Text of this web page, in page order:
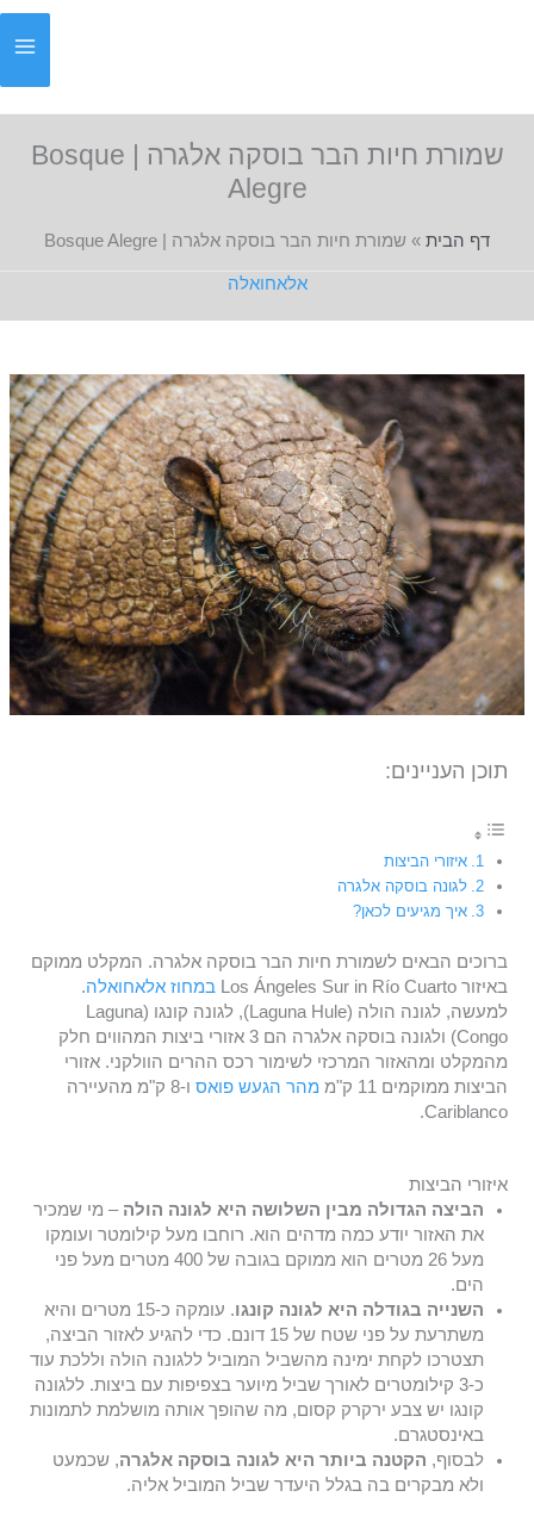
שמורת חיות הבר בוסקה אלגרה | Bosque
Alegre
דף הבית » שמורת חיות הבר בוסקה אלגרה | Bosque Alegre
אלאחואלה
תוכן העניינים:
איזורי הביצות
לגונה בוסקה אלגרה
איך מגיעים לכאן?
ברוכים הבאים לשמורת חיות הבר בוסקה אלגרה. המקלט ממוקם
באיזור Los Ángeles Sur in Río Cuarto
במחוז אלאחואלה.
למעשה, לגונה הולה (Laguna Hule), לגונה קונגו (Laguna
Congo) ולגונה בוסקה אלגרה הם 3 אזורי ביצות המהווים חלק
מהמקלט ומהאזור המרכזי לשימור רכס ההרים הוולקני. אזורי
הביצות ממוקמים 11 ק"מ
מהר הגעש פואס
ו-8 ק"מ מהעיירה
Cariblanco.
איזורי הביצות
הביצה הגדולה מבין השלושה היא לגונה הולה – מי שמכיר
את האזור יודע כמה מדהים הוא. רוחבו מעל קילומטר ועומקו
מעל 26 מטרים הוא ממוקם בגובה של 400 מטרים מעל פני
הים.
השנייה בגודלה היא לגונה קונגו
. עומקה כ-15 מטרים והיא
משתרעת על פני שטח של 15 דונם. כדי להגיע לאזור הביצה,
תצטרכו לקחת ימינה מהשביל המוביל ללגונה הולה וללכת עוד
כ-3 קילומטרים לאורך שביל מיוער בצפיפות עם ביצות. ללגונה
קונגו יש צבע ירקרק קסום, מה שהופך אותה מושלמת לתמונות
באינסטגרם.
לבסוף, הקטנה ביותר היא לגונה בוסקה אלגרה, שכמעט
ולא מבקרים בה בגלל היעדר שביל המוביל אליה.